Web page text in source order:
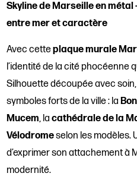
Skyline de Marseille en métal
entre mer et caractère
Avec cetteplaque murale
l’identité de la cité phocéenne
Silhouette découpée avec
symboles forts de la ville : la
Mucem, lacathédrale de la
Vélodromeselon les modèles.
d’exprimer son attachement à
modernité.